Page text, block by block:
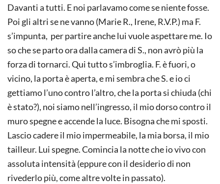
Davanti a tutti. E noi parlavamo come se niente fosse.
Poi gli altri se ne vanno (Marie R., Irene, R.V.P.) ma F.
s’impunta, per partire anche lui vuole aspettare me. Io
so che se parto ora dalla camera di S., non avrò più la
forza di tornarci. Qui tutto s’imbroglia. F. è fuori, o
vicino, la porta è aperta, e mi sembra che S. e io ci
gettiamo l’uno contro l’altro, che la porta si chiuda (chi
è stato?), noi siamo nell’ingresso, il mio dorso contro il
muro spegne e accende la luce. Bisogna che mi sposti.
Lascio cadere il mio impermeabile, la mia borsa, il mio
tailleur. Lui spegne. Comincia la notte che io vivo con
assoluta intensità (eppure con il desiderio di non
rivederlo più, come altre volte in passato).